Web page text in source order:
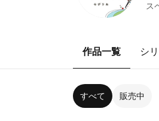
ス
作品一覧 シ
すべて 販売中